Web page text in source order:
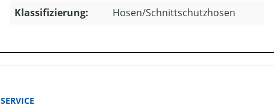
Klassifizierung: Hosen/Schnittschutzhosen
SERVICE